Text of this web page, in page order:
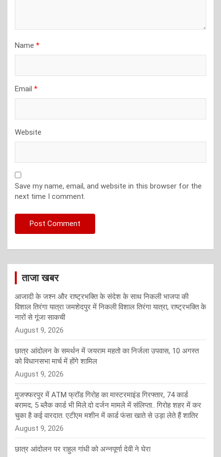
Name *
Email *
Website
Save my name, email, and website in this browser for the
next time I comment.
ताजा खबर
आजादी के जश्न और राष्ट्रभक्ति के संदेश के साथ निकली भाजपा की
विशाल तिरंगा यात्रा जमशेदपुर में निकली विशाल तिरंगा यात्रा, राष्ट्रभक्ति के
नारों से गूंजा साकची
August 9, 2026
छात्र आंदोलन के समर्थन में जयराम महतो का निर्जला उपवास, 10 अगस्त
को विधानसभा मार्च में होंगे शामिल
August 9, 2026
मुजफ्फरपुर में ATM फ्रॉड गिरोह का मास्टरमाइंड गिरफ्तार, 74 कार्ड
बरामद; 5 ब्लैक कार्ड भी मिले.दो दर्जन मामले में संलिप्ता.. गिरोह शहर में कर
चुका है कई वारदात. एटीएम मशीन में कार्ड फंसा खाते से उड़ा लेते हैं शातिर
August 9, 2026
छात्र आंदोलन पर राहुल गांधी को अन्नपूर्णा देवी ने घेरा